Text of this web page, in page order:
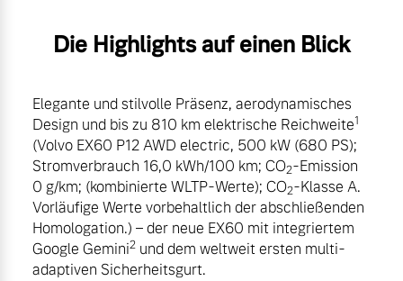
Die Highlights auf einen Blick
Elegante und stilvolle Präsenz, aerodynamisches
Design und bis zu 810 km elektrische Reichweite1
(Volvo EX60 P12 AWD electric, 500 kW (680 PS);
Stromverbrauch 16,0 kWh/100 km; CO2-Emission
0 g/km; (kombinierte WLTP-Werte); CO2-Klasse A.
Vorläufige Werte vorbehaltlich der abschließenden
Homologation.) – der neue EX60 mit integriertem
Google Gemini2 und dem weltweit ersten multi-
adaptiven Sicherheitsgurt.